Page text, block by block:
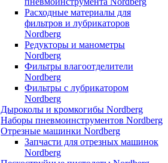
Расходные материалы для
фильтров и лубрикаторов
Nordberg
Редукторы и манометры
Nordberg
Фильтры влагоотделители
Nordberg
Фильтры с лубрикатором
Nordberg
Дыроколы и кромкогибы Nordberg
Наборы пневмоинструментов Nordberg
Отрезные машинки Nordberg
Запчасти для отрезных машинок
Nordberg